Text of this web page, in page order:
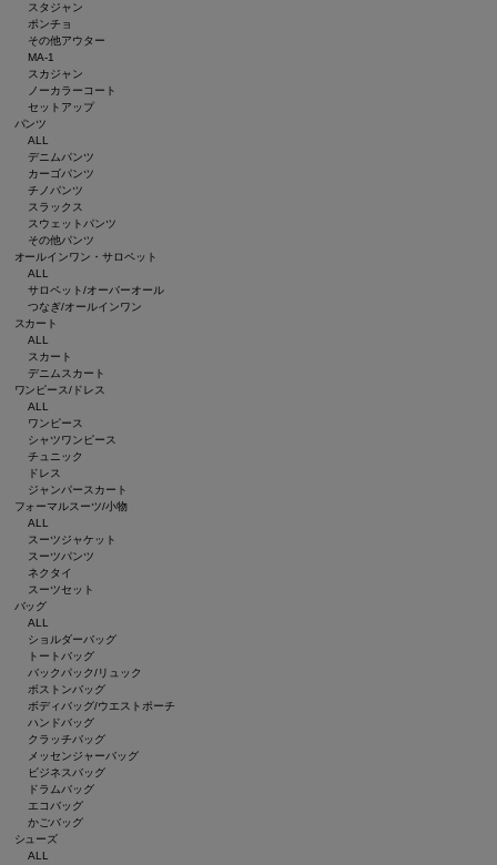
スタジャン
ポンチョ
その他アウター
MA-1
スカジャン
ノーカラーコート
セットアップ
パンツ
ALL
デニムパンツ
カーゴパンツ
チノパンツ
スラックス
スウェットパンツ
その他パンツ
オールインワン・サロペット
ALL
サロペット/オーバーオール
つなぎ/オールインワン
スカート
ALL
スカート
デニムスカート
ワンピース/ドレス
ALL
ワンピース
シャツワンピース
チュニック
ドレス
ジャンパースカート
フォーマルスーツ/小物
ALL
スーツジャケット
スーツパンツ
ネクタイ
スーツセット
バッグ
ALL
ショルダーバッグ
トートバッグ
バックパック/リュック
ボストンバッグ
ボディバッグ/ウエストポーチ
ハンドバッグ
クラッチバッグ
メッセンジャーバッグ
ビジネスバッグ
ドラムバッグ
エコバッグ
かごバッグ
シューズ
ALL